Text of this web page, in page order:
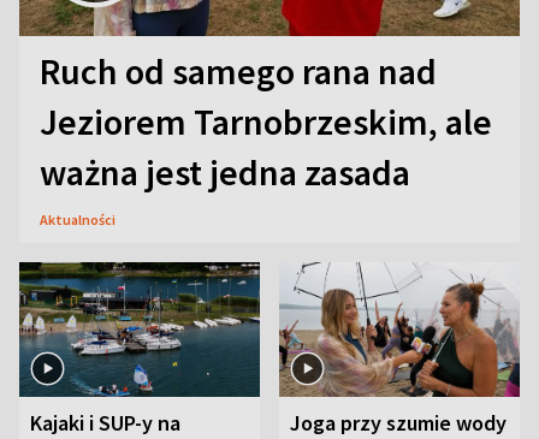
Ruch od samego rana nad
Jeziorem Tarnobrzeskim, ale
ważna jest jedna zasada
Aktualności
Kajaki i SUP-y na
Joga przy szumie wody